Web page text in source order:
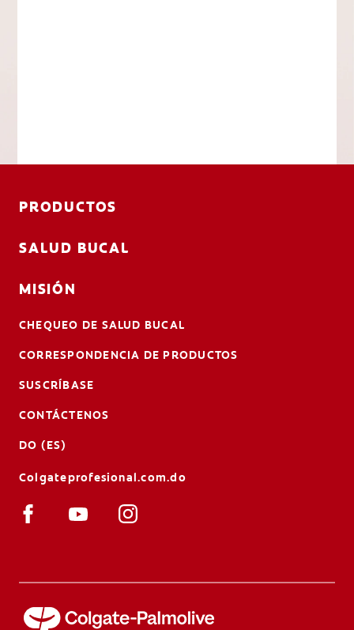
PRODUCTOS
SALUD BUCAL
MISIÓN
CHEQUEO DE SALUD BUCAL
CORRESPONDENCIA DE PRODUCTOS
SUSCRÍBASE
CONTÁCTENOS
DO (ES)
Colgateprofesional.com.do